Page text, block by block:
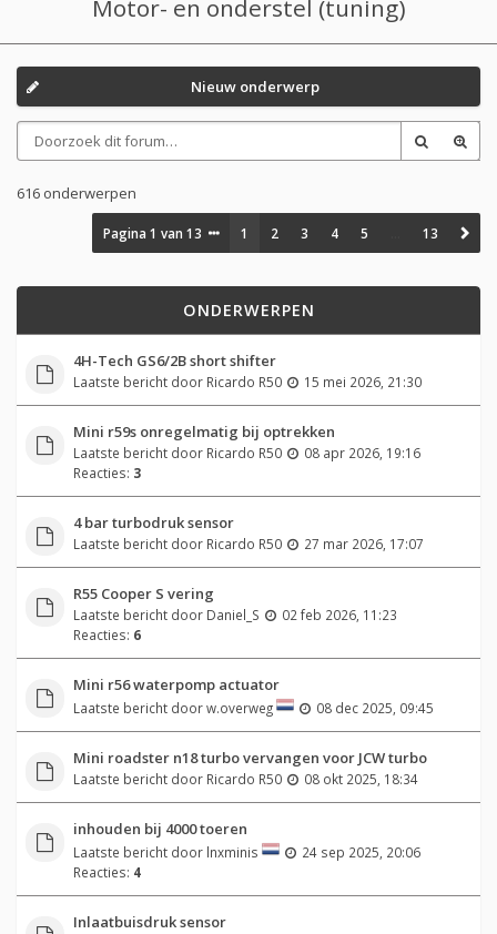
Motor- en onderstel (tuning)
Nieuw onderwerp
616 onderwerpen
Pagina1 van13 1 2 3 4 5 13
ONDERWERPEN
4H-Tech GS6/2B short shifter
Laatste bericht door Ricardo R50 15 mei 2026, 21:30
Mini r59s onregelmatig bij optrekken
Laatste bericht door Ricardo R50
08 apr 2026, 19:16
Reacties: 3
4 bar turbodruk sensor
Laatste bericht door Ricardo R50 27 mar 2026, 17:07
R55 Cooper S vering
Laatste bericht door Daniel_S
02 feb 2026, 11:23
Reacties: 6
Mini r56 waterpomp actuator
Laatste bericht doorw.overweg 08 dec 2025, 09:45
Mini roadster n18 turbo vervangen voor JCW turbo
Laatste bericht door Ricardo R50 08 okt 2025, 18:34
inhouden bij 4000 toeren
Laatste bericht door lnxminis
24 sep 2025, 20:06
Reacties: 4
Inlaatbuisdruk sensor